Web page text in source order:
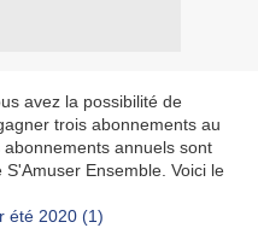
avez la possibilité de
trois abonnements au
abonnements annuels sont
Ensemble. Voici le